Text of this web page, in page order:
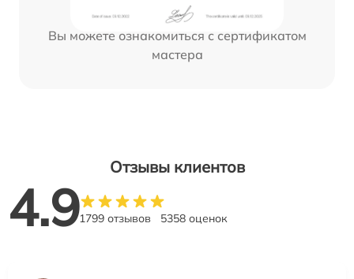
Вы можете ознакомиться с сертификатом
мастера
Отзывы клиентов
4.91799 отзывов 5358 оценок